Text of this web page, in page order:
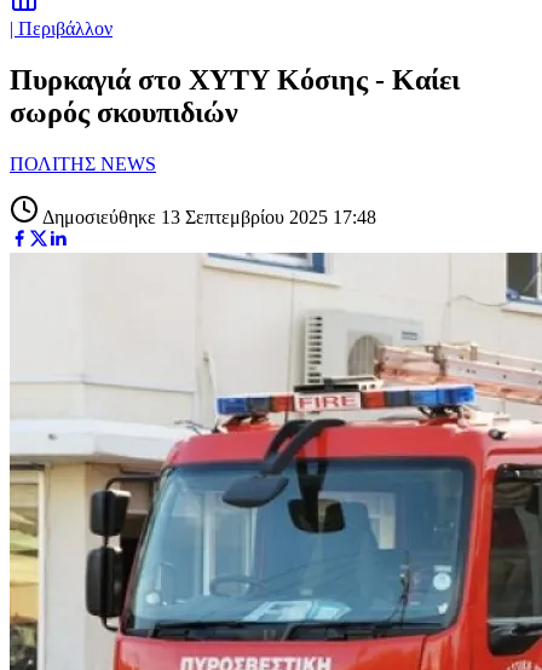
| Περιβάλλον
Πυρκαγιά στo ΧΥΤΥ Κόσιης - Καίει
σωρός σκουπιδιών
ΠΟΛΙΤΗΣ NEWS
Δημοσιεύθηκε 13 Σεπτεμβρίου 2025 17:48